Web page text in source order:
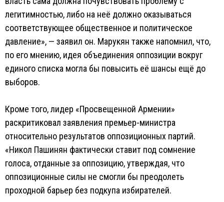
легитимностью, либо на неё должно оказываться
соответствующее общественное и политическое
давление», — заявил он. Марукян также напомнил, что,
по его мнению, идея объединения оппозиции вокруг
единого списка могла бы повысить её шансы ещё до
выборов.
Кроме того, лидер «Просвещенной Армении»
раскритиковал заявления премьер-министра
относительно результатов оппозиционных партий.
«Никол Пашинян фактически ставит под сомнение
голоса, отданные за оппозицию, утверждая, что
оппозиционные силы не смогли бы преодолеть
проходной барьер без подкупа избирателей.